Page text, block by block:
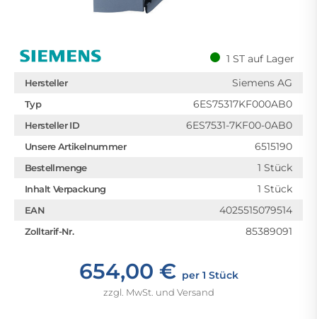
1 ST auf Lager
Hersteller Siemens AG
Typ 6ES75317KF000AB0
Hersteller ID 6ES7531-7KF00-0AB0
Unsere Artikelnummer 6515190
Bestellmenge 1 Stück
Inhalt Verpackung 1 Stück
EAN 4025515079514
Zolltarif-Nr. 85389091
654,00 € per 1 Stück
zzgl. MwSt. und Versand